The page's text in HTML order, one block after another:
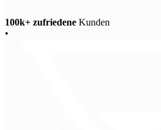
100k+ zufriedene Kunden
•